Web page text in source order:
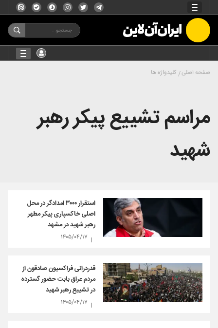
صفحه اصلی کلیدواژه ها
مراسم تشییع پیکر رهبر
شهید
استقرار ۳۰۰۰ امدادگر در محل
اصلی خاکسپاری پیکر مطهر
رهبر شهید در مشهد
۱۴۰۵/۰۴/۱۷
قدردرانی فراکسیون صادقون از
مردم عراق بابت حضور گسترده
در تشییع رهبر شهید
۱۴۰۵/۰۴/۱۷